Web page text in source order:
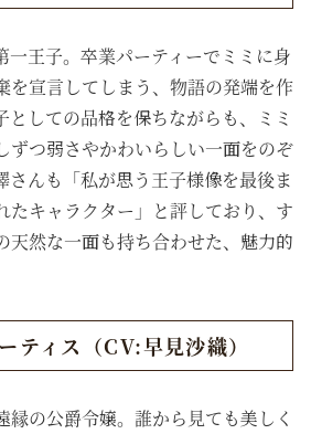
一王子。卒業パーティーでミミに身
を宣言してしまう、物語の発端を作
としての品格を保ちながらも、ミミ
ずつ弱さやかわいらしい一面をのぞ
さんも「私が思う王子様像を最後ま
たキャラクター」と評しており、す
天然な一面も持ち合わせた、魅力的
ティス（CV:早見沙織）
縁の公爵令嬢。誰から見ても美しく